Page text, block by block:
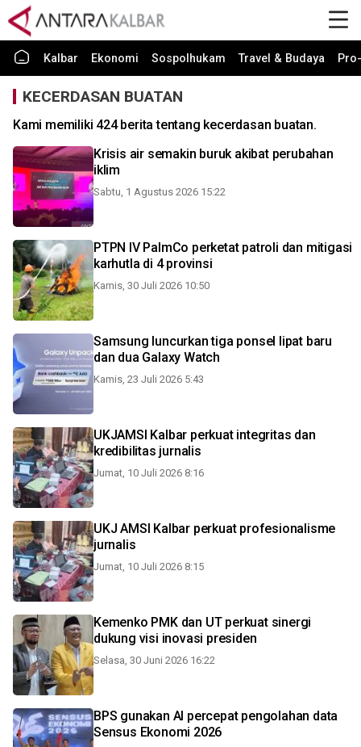
Kalbar Ekonomi Sospolhukam Travel & Budaya
KECERDASAN BUATAN
Kami memiliki 424 berita tentang kecerdasan buatan.
Krisis air semakin buruk akibat perubahan
iklim
Sabtu, 1 Agustus 2026 15:22
PTPN IV PalmCo perketat patroli dan mitigasi
karhutla di 4 provinsi
Kamis, 30 Juli 2026 10:50
Samsung luncurkan tiga ponsel lipat baru
dan dua Galaxy Watch
Kamis, 23 Juli 2026 5:43
UKJAMSI Kalbar perkuat integritas dan
kredibilitas jurnalis
Jumat, 10 Juli 2026 8:16
UKJ AMSI Kalbar perkuat profesionalisme
jurnalis
Jumat, 10 Juli 2026 8:15
Kemenko PMK dan UT perkuat sinergi
dukung visi inovasi presiden
Selasa, 30 Juni 2026 16:22
BPS gunakan AI percepat pengolahan data
Sensus Ekonomi 2026